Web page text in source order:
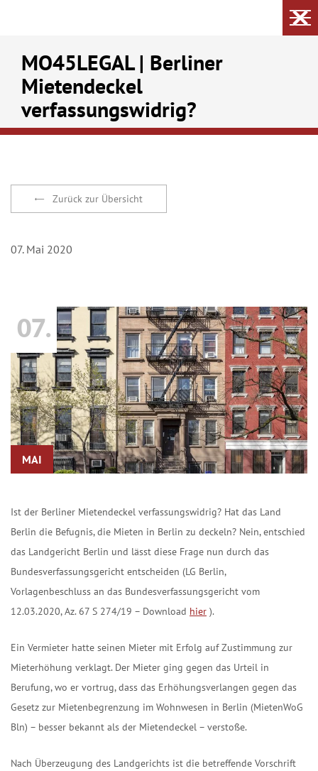
MO45LEGAL | Berliner
Mietendeckel
verfassungswidrig?
Zurück zur Übersicht
07. Mai 2020
07.
MAI
Ist der Berliner Mietendeckel verfassungswidrig? Hat das Land
Berlin die Befugnis, die Mieten in Berlin zu deckeln? Nein, entschied
das Landgericht Berlin und lässt diese Frage nun durch das
Bundesverfassungsgericht entscheiden (LG Berlin,
Vorlagenbeschluss an das Bundesverfassungsgericht vom
12.03.2020, Az. 67 S 274/19 – Download hier ).
Ein Vermieter hatte seinen Mieter mit Erfolg auf Zustimmung zur
Mieterhöhung verklagt. Der Mieter ging gegen das Urteil in
Berufung, wo er vortrug, dass das Erhöhungsverlangen gegen das
Gesetz zur Mietenbegrenzung im Wohnwesen in Berlin (MietenWoG
Bln) – besser bekannt als der Mietendeckel – verstoße.
Nach Überzeugung des Landgerichts ist die betreffende Vorschrift